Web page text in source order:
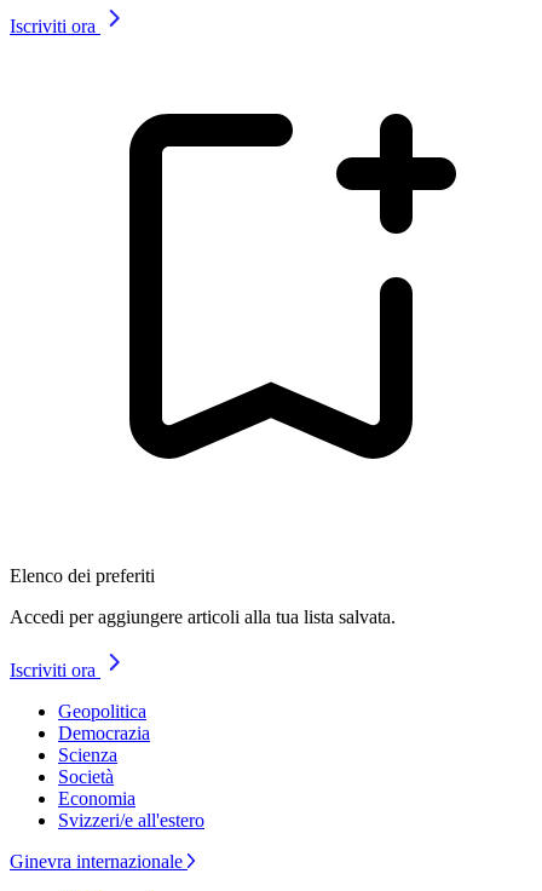
Iscriviti ora
Elenco dei preferiti
Accedi per aggiungere articoli alla tua lista salvata.
Iscriviti ora
Geopolitica
Democrazia
Scienza
Società
Economia
Svizzeri/e all'estero
Ginevra internazionale